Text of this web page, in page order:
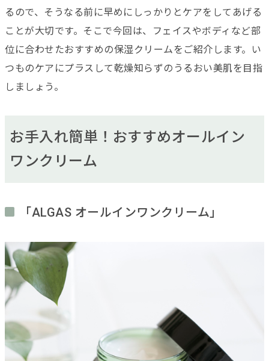
るので、そうなる前に早めにしっかりとケアをしてあげる
ことが大切です。そこで今回は、フェイスやボディなど部
位に合わせたおすすめの保湿クリームをご紹介します。い
つものケアにプラスして乾燥知らずのうるおい美肌を目指
しましょう。
お手入れ簡単！おすすめオールイン
ワンクリーム
「ALGAS オールインワンクリーム」